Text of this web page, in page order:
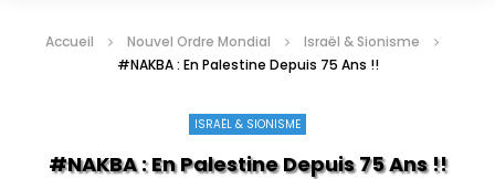
Accueil Nouvel Ordre Mondial
Israël & Sionisme
#NAKBA : En Palestine Depuis 75 Ans !!
ISRAËL & SIONISME
#NAKBA : En Palestine Depuis 75 Ans !!